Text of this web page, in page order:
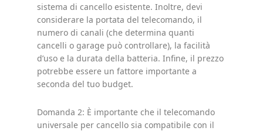
sistema di cancello esistente. Inoltre, devi
considerare la portata del telecomando, il
numero di canali (che determina quanti
cancelli o garage può controllare), la facilità
d’uso e la durata della batteria. Infine, il prezzo
potrebbe essere un fattore importante a
seconda del tuo budget.
Domanda 2: È importante che il telecomando
universale per cancello sia compatibile con il